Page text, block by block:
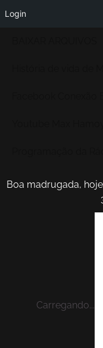
Boa madrugada,
Carregando...
Login